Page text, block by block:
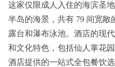
这家仅限成人入住的海滨圣
半岛的海景，共有 79 间宽敞
露台和瀑布泳池。酒店的现
和文化特色，包括仙人掌花
酒店提供的一站式全包餐饮